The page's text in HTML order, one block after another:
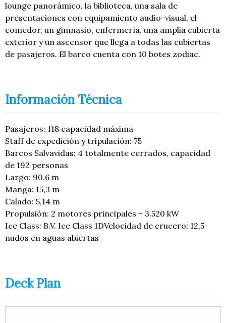
lounge panorámico, la biblioteca, una sala de
presentaciones con equipamiento audio-visual, el
comedor, un gimnasio, enfermería, una amplia cubierta
exterior y un ascensor que llega a todas las cubiertas
de pasajeros. El barco cuenta con 10 botes zodiac.
Información Técnica
Pasajeros: 118 capacidad máxima
Staff de expedición y tripulación: 75
Barcos Salvavidas: 4 totalmente cerrados, capacidad
de 192 personas
Largo: 90,6 m
Manga: 15,3 m
Calado: 5,14 m
Propulsión: 2 motores principales – 3.520 kW
Ice Class: B.V. Ice Class 1DVelocidad de crucero: 12,5
nudos en aguas abiertas
Deck Plan